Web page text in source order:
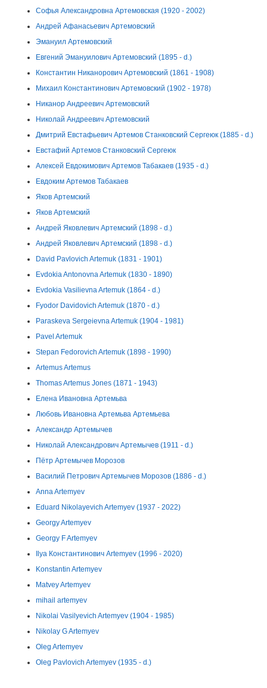
Софья Александровна Артемовская (1920 - 2002)
Андрей Афанасьевич Артемовский
Эмануил Артемовский
Евгений Эмануилович Артемовский (1895 - d.)
Константин Никанорович Артемовский (1861 - 1908)
Михаил Константинович Артемовский (1902 - 1978)
Никанор Андреевич Артемовский
Николай Андреевич Артемовский
Дмитрий Евстафьевич Артемов Станковский Сергеюк (1885 - d.)
Евстафий Артемов Станковский Сергеюк
Алексей Евдокимович Артемов Табакаев (1935 - d.)
Евдоким Артемов Табакаев
Яков Артемский
Яков Артемский
Андрей Яковлевич Артемский (1898 - d.)
Андрей Яковлевич Артемский (1898 - d.)
David Pavlovich Artemuk (1831 - 1901)
Evdokia Antonovna Artemuk (1830 - 1890)
Evdokia Vasilievna Artemuk (1864 - d.)
Fyodor Davidovich Artemuk (1870 - d.)
Paraskeva Sergeievna Artemuk (1904 - 1981)
Pavel Artemuk
Stepan Fedorovich Artemuk (1898 - 1990)
Artemus Artemus
Thomas Artemus Jones (1871 - 1943)
Елена Ивановна Артемьва
Любовь Ивановна Артемьва Артемьева
Александр Артемычев
Николай Александрович Артемычев (1911 - d.)
Пётр Артемычев Морозов
Василий Петрович Артемычев Морозов (1886 - d.)
Anna Artemyev
Eduard Nikolayevich Artemyev (1937 - 2022)
Georgy Artemyev
Georgy F Artemyev
Ilya Константинович Artemyev (1996 - 2020)
Konstantin Artemyev
Matvey Artemyev
mihail artemyev
Nikolai Vasilyevich Artemyev (1904 - 1985)
Nikolay G Artemyev
Oleg Artemyev
Oleg Pavlovich Artemyev (1935 - d.)